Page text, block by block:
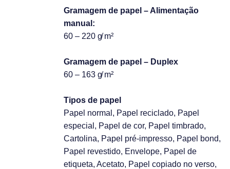
Gramagem de papel – Alimentação
manual:
60 – 220 g̸ m²
Gramagem de papel – Duplex
60 – 163 g̸ m²
Tipos de papel
Papel normal, Papel reciclado, Papel
especial, Papel de cor, Papel timbrado,
Cartolina, Papel pré-impresso, Papel bond,
Papel revestido, Envelope, Papel de
etiqueta, Acetato, Papel copiado no verso,